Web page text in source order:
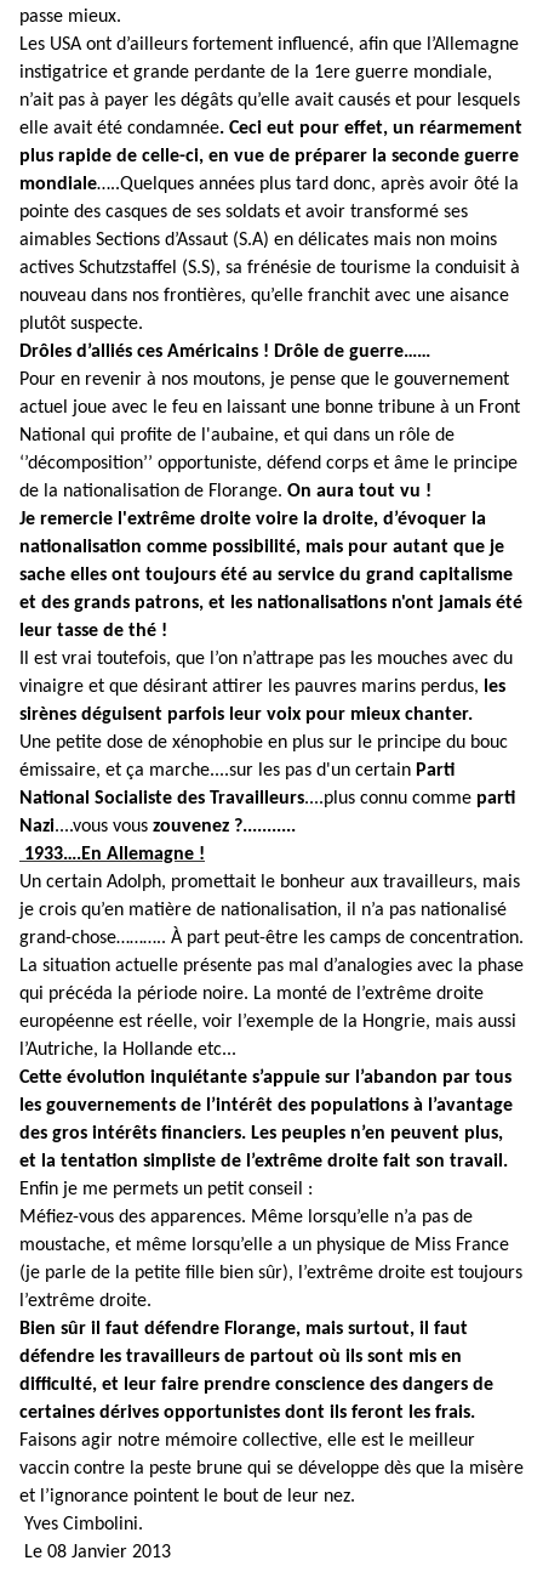
passe mieux.
Les USA ont d’ailleurs fortement influencé, afin que l’Allemagne
instigatrice et grande perdante de la 1ere guerre mondiale,
n’ait pas à payer les dégâts qu’elle avait causés et pour lesquels
elle avait été condamnée. Ceci eut pour effet, un réarmement
plus rapide de celle-ci, en vue de préparer la seconde guerre
mondiale…..Quelques années plus tard donc, après avoir ôté la
pointe des casques de ses soldats et avoir transformé ses
aimables Sections d’Assaut (S.A) en délicates mais non moins
actives Schutzstaffel (S.S), sa frénésie de tourisme la conduisit à
nouveau dans nos frontières, qu’elle franchit avec une aisance
plutôt suspecte.
Drôles d’alliés ces Américains ! Drôle de guerre……
Pour en revenir à nos moutons, je pense que le gouvernement
actuel joue avec le feu en laissant une bonne tribune à un Front
National qui profite de l'aubaine, et qui dans un rôle de
‘’décomposition’’ opportuniste, défend corps et âme le principe
de la nationalisation de Florange. On aura tout vu !
Je remercie l'extrême droite voire la droite, d’évoquer la
nationalisation comme possibilité, mais pour autant que je
sache elles ont toujours été au service du grand capitalisme
et des grands patrons, et les nationalisations n'ont jamais été
leur tasse de thé !
Il est vrai toutefois, que l’on n’attrape pas les mouches avec du
vinaigre et que désirant attirer les pauvres marins perdus, les
sirènes déguisent parfois leur voix pour mieux chanter.
Une petite dose de xénophobie en plus sur le principe du bouc
émissaire, et ça marche....sur les pas d'un certain Parti
National Socialiste des Travailleurs....plus connu comme parti
Nazi....vous vous zouvenez ?...........
1933….En Allemagne !
Un certain Adolph, promettait le bonheur aux travailleurs, mais
je crois qu’en matière de nationalisation, il n’a pas nationalisé
grand-chose……….. À part peut-être les camps de concentration.
La situation actuelle présente pas mal d’analogies avec la phase
qui précéda la période noire. La monté de l’extrême droite
européenne est réelle, voir l’exemple de la Hongrie, mais aussi
l’Autriche, la Hollande etc...
Cette évolution inquiétante s’appuie sur l’abandon par tous
les gouvernements de l’intérêt des populations à l’avantage
des gros intérêts financiers. Les peuples n’en peuvent plus,
et la tentation simpliste de l’extrême droite fait son travail.
Enfin je me permets un petit conseil :
Méfiez-vous des apparences. Même lorsqu’elle n’a pas de
moustache, et même lorsqu’elle a un physique de Miss France
(je parle de la petite fille bien sûr), l’extrême droite est toujours
l’extrême droite.
Bien sûr il faut défendre Florange, mais surtout, il faut
défendre les travailleurs de partout où ils sont mis en
difficulté, et leur faire prendre conscience des dangers de
certaines dérives opportunistes dont ils feront les frais.
Faisons agir notre mémoire collective, elle est le meilleur
vaccin contre la peste brune qui se développe dès que la misère
et l’ignorance pointent le bout de leur nez.
Yves Cimbolini.
Le 08 Janvier 2013